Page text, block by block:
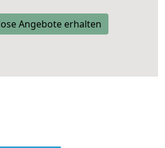
Angebote erhalten